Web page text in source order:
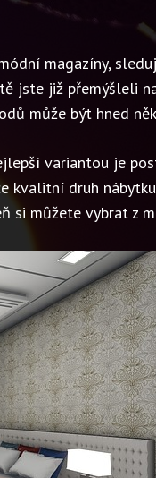
magazíny,
jste již přemýšleli
může být hned
variantou je
kvalitní druh
si můžete vybrat z